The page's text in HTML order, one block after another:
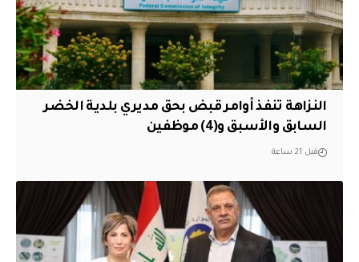
النزاهة تنفذ أوامر قبض بحق مديري بلدية الخضر
السابق والأسبق و(4) موظفين
قبل 21 ساعة